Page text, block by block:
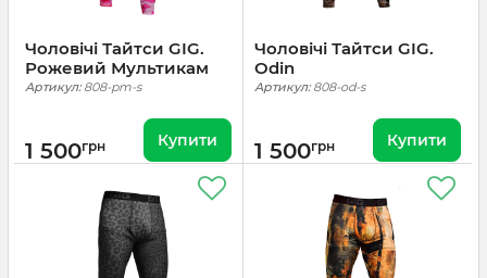
Чоловічі Тайтси GIG.
Рожевий Мультикам
Артикул:808-pm-s
1 500грн Купити
Чоловічі Тайтси GIG.
Odin
Артикул:808-od-s
1 500грн Купити